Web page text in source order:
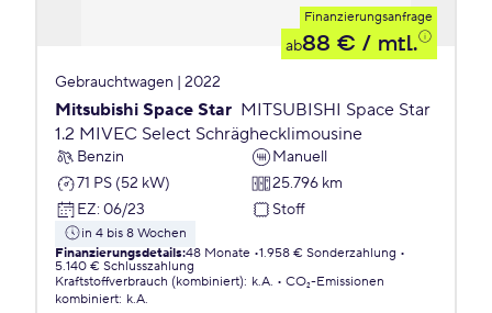
Finanzierungsanfrage
ab88 € / mtl.
Gebrauchtwagen | 2022
Mitsubishi Space Star MITSUBISHI Space Star
1.2 MIVEC Select Schräghecklimousine
Benzin
Manuell
71 PS (52 kW)
25.796 km
EZ: 06/23 Stoff
in 4 bis 8 Wochen
Finanzierungsdetails:48 Monate 1.958 € Sonderzahlung
5.140 € Schlusszahlung
Kraftstoffverbrauch (kombiniert): k.A.
CO₂-Emissionen
kombiniert: k.A.